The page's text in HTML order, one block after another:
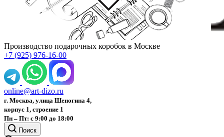
Производство подарочных коробок в Москве
+7 (925) 976-16-00
online@art-dizo.ru
г. Москва, улица Шеногина 4,
корпус 1, строение 1
Пн – Пт: с 9:00 до 18:00
Поиск